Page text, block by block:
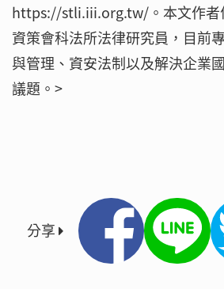
https://stli.iii.org.tw/。本文作者
資策會科法所法律研究員，目前
與管理、資安法制以及解決企業
議題。>
分享